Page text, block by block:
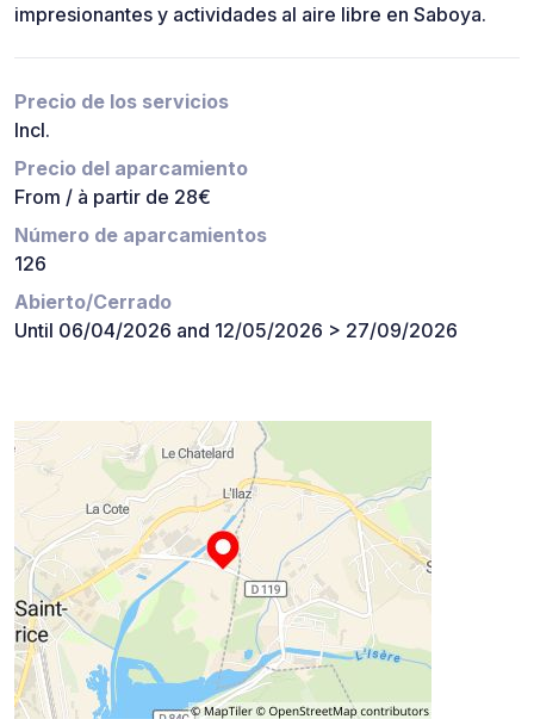
impresionantes y actividades al aire libre en Saboya.
Precio de los servicios
Incl.
Precio del aparcamiento
From / à partir de 28€
Número de aparcamientos
126
Abierto/Cerrado
Until 06/04/2026 and 12/05/2026 > 27/09/2026